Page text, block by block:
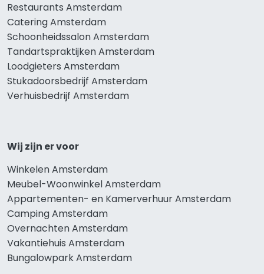
Restaurants Amsterdam
Catering Amsterdam
Schoonheidssalon Amsterdam
Tandartspraktijken Amsterdam
Loodgieters Amsterdam
Stukadoorsbedrijf Amsterdam
Verhuisbedrijf Amsterdam
Wij zijn er voor
Winkelen Amsterdam
Meubel-Woonwinkel Amsterdam
Appartementen- en Kamerverhuur Amsterdam
Camping Amsterdam
Overnachten Amsterdam
Vakantiehuis Amsterdam
Bungalowpark Amsterdam